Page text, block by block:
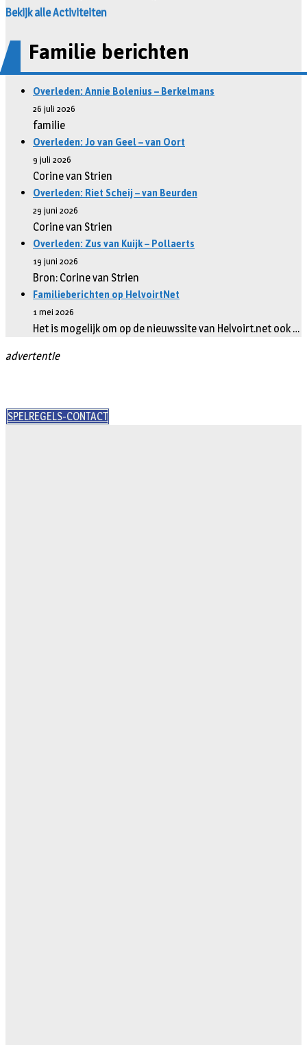
Bekijk alle Activiteiten
Familie berichten
Overleden: Annie Bolenius – Berkelmans
26 juli 2026
familie
Overleden: Jo van Geel – van Oort
9 juli 2026
Corine van Strien
Overleden: Riet Scheij – van Beurden
29 juni 2026
Corine van Strien
Overleden: Zus van Kuijk – Pollaerts
19 juni 2026
Bron: Corine van Strien
Familieberichten op HelvoirtNet
1 mei 2026
Het is mogelijk om op de nieuwssite van Helvoirt.net ook …
advertentie
SPELREGELS-CONTACT